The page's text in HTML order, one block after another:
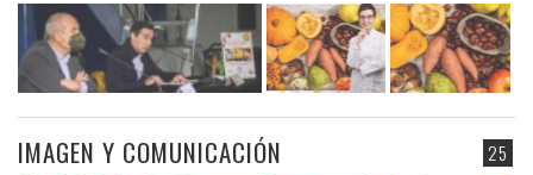
25
IMAGEN Y COMUNICACIÓN